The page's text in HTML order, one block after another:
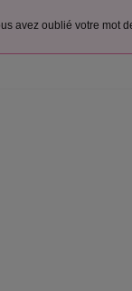
avez oublié votre mot